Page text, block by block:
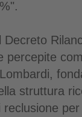
percepite
struttura